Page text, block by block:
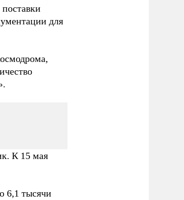
для
К 15 мая
6,1 тысячи